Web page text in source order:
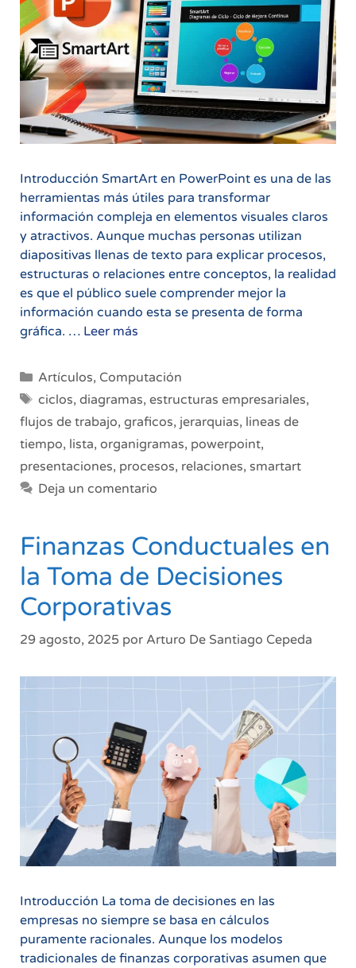
Introducción SmartArt en PowerPoint es una de las
herramientas más útiles para transformar
información compleja en elementos visuales claros
y atractivos. Aunque muchas personas utilizan
diapositivas llenas de texto para explicar procesos,
estructuras o relaciones entre conceptos, la realidad
es que el público suele comprender mejor la
información cuando esta se presenta de forma
gráfica. … Leer más
PowerPoint:
crear
presentaciones
más
visuales,
profesionales
de
comprender
Categorías
Artículos, Computación
Etiquetas
ciclos, diagramas, estructuras empresariales,
flujos de trabajo, graficos, jerarquias, lineas de
tiempo, lista, organigramas, powerpoint,
presentaciones, procesos, relaciones, smartart
Deja un comentario
Finanzas Conductuales en
la Toma de Decisiones
Corporativas
29 agosto, 2025 por Arturo De Santiago Cepeda
Introducción La toma de decisiones en las
empresas no siempre se basa en cálculos
puramente racionales. Aunque los modelos
tradicionales de finanzas corporativas asumen que